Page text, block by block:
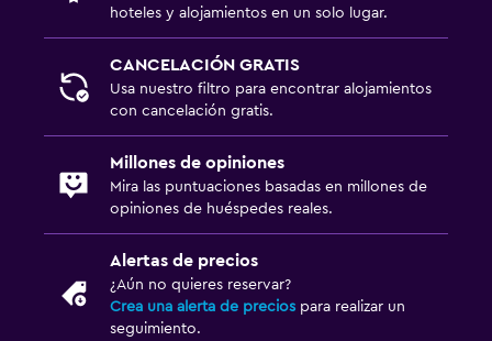
hoteles y alojamientos en un solo lugar.
CANCELACIÓN GRATIS
Usa nuestro filtro para encontrar alojamientos
con cancelación gratis.
Millones de opiniones
Mira las puntuaciones basadas en millones de
opiniones de huéspedes reales.
Alertas de precios
¿Aún no quieres reservar?
Crea una alerta de precios para realizar un
seguimiento.